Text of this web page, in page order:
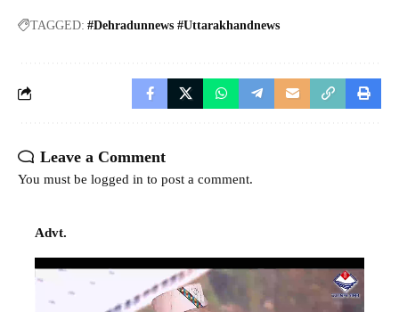
TAGGED: #Dehradunnews #Uttarakhandnews
Leave a Comment
You must be logged in to post a comment.
Advt.
Video